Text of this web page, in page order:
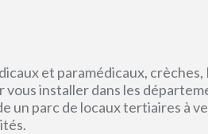
et paramédicaux,
installer dans les
un parc de locaux tertiaires à